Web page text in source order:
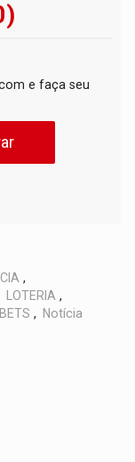
e faça seu
,
LOTERIA ,
BETS , Notícia